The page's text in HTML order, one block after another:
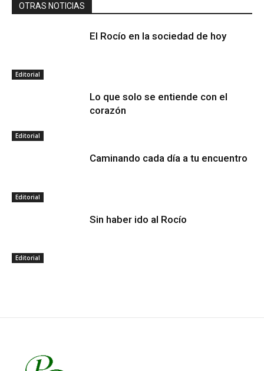
OTRAS NOTICIAS
Editorial
El Rocío en la sociedad de hoy
Editorial
Lo que solo se entiende con el
corazón
Editorial
Caminando cada día a tu encuentro
Editorial
Sin haber ido al Rocío